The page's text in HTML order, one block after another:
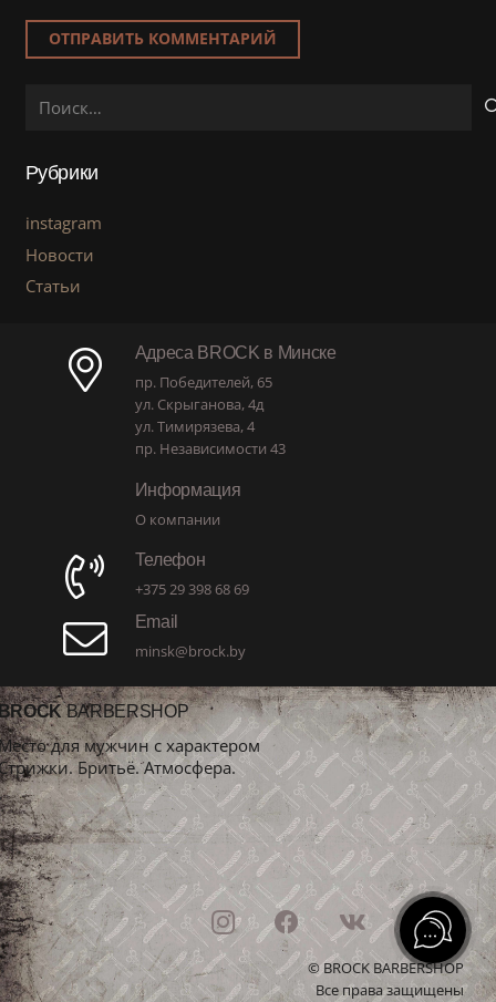
ОТПРАВИТЬ КОММЕНТАРИЙ
Рубрики
instagram
Новости
Статьи
Адреса BROCK в Минске
пр. Победителей, 65
ул. Скрыганова, 4д
ул. Тимирязева, 4
пр. Независимости 43
Информация
О компании
Телефон
+375 29 398 68 69
Email
minsk@brock.by
BARBERSHOP
для мужчин с характером
Бритьё. Атмосфера.
© BROCK BARBERSHOP
Все права защищены